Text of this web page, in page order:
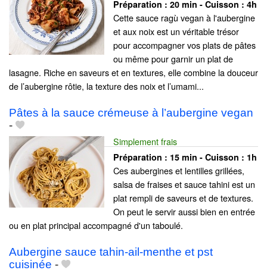
Préparation : 20 min - Cuisson : 4h
Cette sauce ragù vegan à l'aubergine
et aux noix est un véritable trésor
pour accompagner vos plats de pâtes
ou même pour garnir un plat de
lasagne. Riche en saveurs et en textures, elle combine la douceur
de l’aubergine rôtie, la texture des noix et l’umami...
Pâtes à la sauce crémeuse à l’aubergine vegan
-
Simplement frais
Préparation : 15 min - Cuisson : 1h
Ces aubergines et lentilles grillées,
salsa de fraises et sauce tahini est un
plat rempli de saveurs et de textures.
On peut le servir aussi bien en entrée
ou en plat principal accompagné d'un taboulé.
Aubergine sauce tahin-ail-menthe et pst
cuisinée -